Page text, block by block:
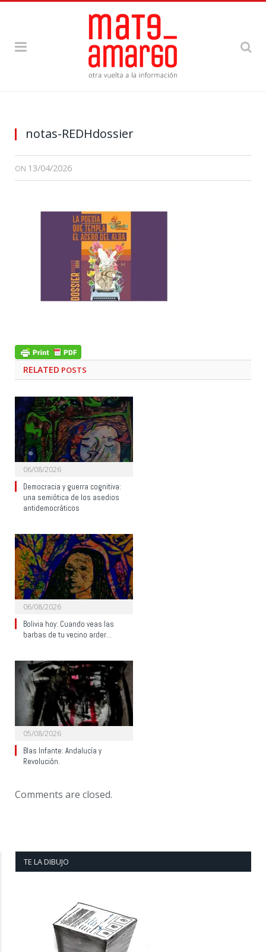
notas-REDHdossier
ON 13/04/2026
RELATED POSTS
06/08/2026
Democracia y guerra cognitiva:
una semiótica de los asedios
antidemocráticos
06/08/2026
Bolivia hoy: Cuando veas las
barbas de tu vecino arder…
05/08/2026
Blas Infante: Andalucía y
Revolución.
Comments are closed.
TE LA DIBUJO